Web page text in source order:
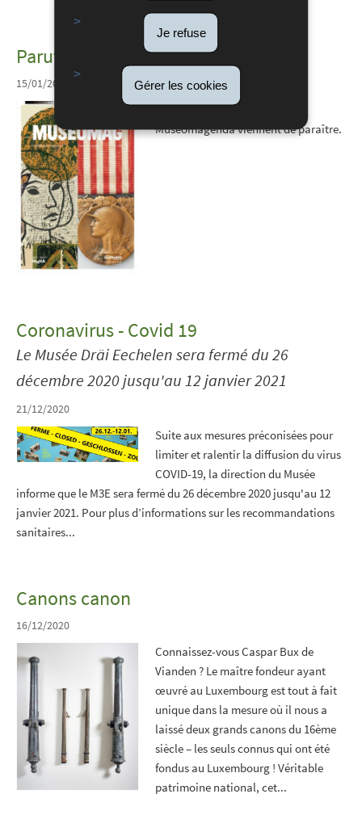
Je refuse
Gérer les cookies
Parution du nouveau MUSEOMAG
15/01/2021 ACTUALITÉS
Les nouveaux Museomag et
Museomagenda viennent de paraître.
Coronavirus - Covid 19
Le Musée Dräi Eechelen sera fermé du 26
décembre 2020 jusqu'au 12 janvier 2021
21/12/2020
Suite aux mesures préconisées pour
limiter et ralentir la diffusion du virus
COVID-19, la direction du Musée
informe que le M3E sera fermé du 26 décembre 2020 jusqu'au 12
janvier 2021. Pour plus d’informations sur les recommandations
sanitaires...
Canons canon
16/12/2020
Connaissez-vous Caspar Bux de
Vianden ? Le maître fondeur ayant
œuvré au Luxembourg est tout à fait
unique dans la mesure où il nous a
laissé deux grands canons du 16ème
siècle – les seuls connus qui ont été
fondus au Luxembourg ! Véritable
patrimoine national, cet...